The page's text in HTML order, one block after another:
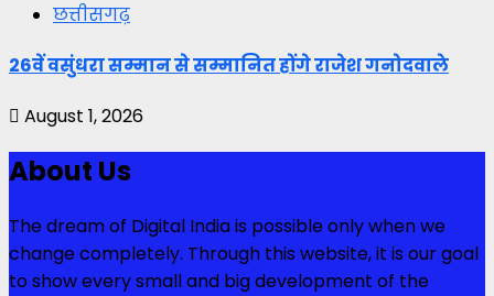
छत्तीसगढ़
26वें वसुंधरा सम्मान से सम्मानित होंगे राजेश गनोदवाले
August 1, 2026
About Us
The dream of Digital India is possible only when we
change completely. Through this website, it is our goal
to show every small and big development of the